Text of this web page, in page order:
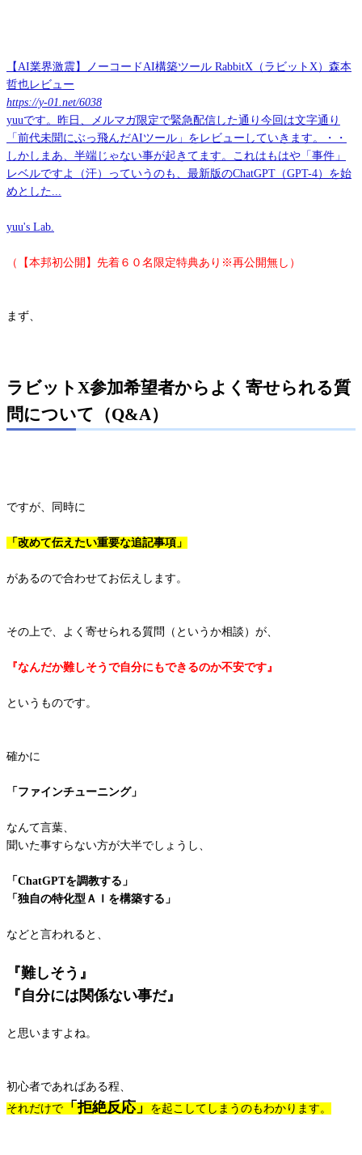
【AI業界激震】ノーコードAI構築ツール RabbitX（ラビットX）森本
哲也レビュー
https://y-01.net/6038
yuuです。昨日、メルマガ限定で緊急配信した通り今回は文字通り
「前代未聞にぶっ飛んだAIツール」をレビューしていきます。・・
しかしまあ、半端じゃない事が起きてます。これはもはや「事件」
レベルですよ（汗）っていうのも、最新版のChatGPT（GPT-4）を始
めとした...
yuu's Lab.
（【本邦初公開】先着６０名限定特典あり※再公開無し）
まず、
ラビットX参加希望者からよく寄せられる質
問について（Q&A）
ですが、同時に
「改めて伝えたい重要な追記事項」
があるので合わせてお伝えします。
その上で、よく寄せられる質問（というか相談）が、
『なんだか難しそうで自分にもできるのか不安です』
というものです。
確かに
「ファインチューニング」
なんて言葉、
聞いた事すらない方が大半でしょうし、
「ChatGPTを調教する」
「独自の特化型ＡＩを構築する」
などと言われると、
『難しそう』
『自分には関係ない事だ』
と思いますよね。
初心者であればある程、
それだけで「拒絶反応」を起こしてしまうのもわかります。